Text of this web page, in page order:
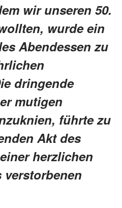
wir unseren 50.
wurde ein
Abendessen zu
dringende
mutigen
führte zu
Akt des
herzlichen
verstorbenen